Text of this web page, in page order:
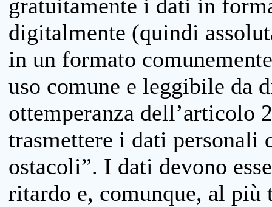
gratuitamente i dati in
digitalmente (quindi
in un formato
uso comune e leggibile da
ottemperanza dell’articolo
trasmettere i dati personali
ostacoli”. I dati devono
ritardo e, comunque, al più